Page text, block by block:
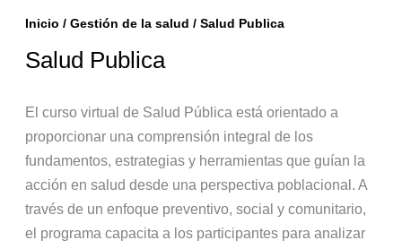
Inicio / Gestión de la salud / Salud Publica
Salud Publica
El curso virtual de Salud Pública está orientado a
proporcionar una comprensión integral de los
fundamentos, estrategias y herramientas que guían la
acción en salud desde una perspectiva poblacional. A
través de un enfoque preventivo, social y comunitario,
el programa capacita a los participantes para analizar